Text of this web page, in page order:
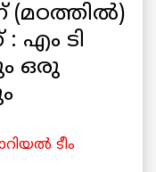
(മഠത്തില്‍)
: എം ടി
ഒരു
ടീം